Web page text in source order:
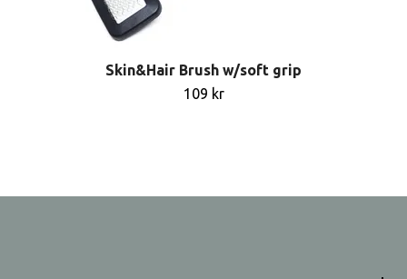
Skin&Hair Brush w/soft grip
109 kr